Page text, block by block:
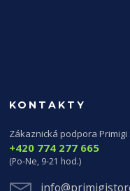
KONTAKTY
Zákaznická podpora Primigi
+420 774 277 665
(Po-Ne, 9-21 hod.)